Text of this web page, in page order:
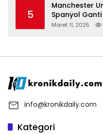
5
Manchester
Spanyol
Maret 11, 2025
info@kronikdaily.com
Kategori